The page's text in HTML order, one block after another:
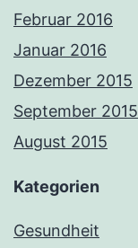
Februar 2016
Januar 2016
Dezember 2015
September 2015
August 2015
Kategorien
Gesundheit